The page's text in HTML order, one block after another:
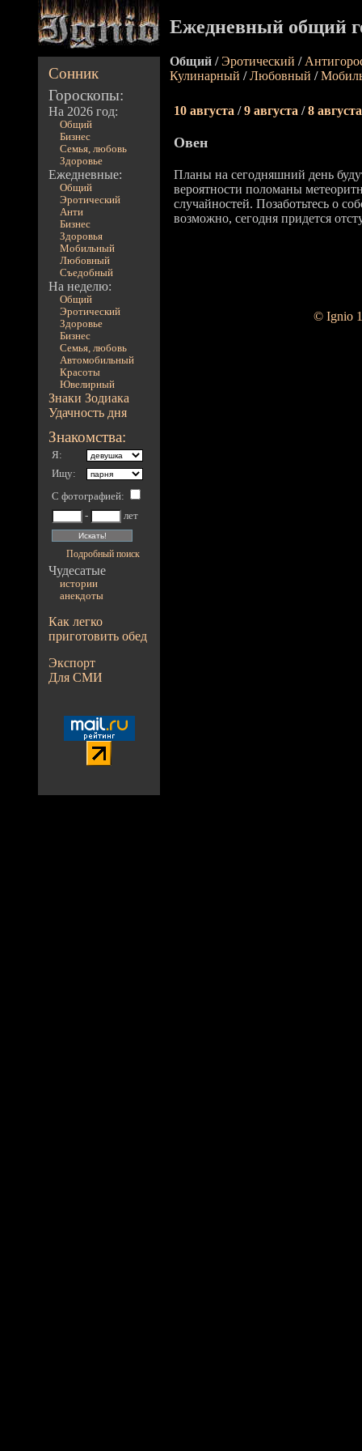
Сонник
Гороскопы:
На 2026 год:
Общий
Бизнес
Семья, любовь
Здоровье
Ежедневные:
Общий
Эротический
Анти
Бизнес
Здоровья
Мобильный
Любовный
Съедобный
На неделю:
Общий
Эротический
Здоровье
Бизнес
Семья, любовь
Автомобильный
Красоты
Ювелирный
Знаки Зодиака
Удачность дня
Знакомства:
Я:
Ищу:
С фотографией:
-
лет
Подробный поиск
Чудесатые
истории
анекдоты
Как легко
приготовить обед
Экспорт
Для СМИ
Ежедневный общий
Общий /Эротический /
Кулинарный /Любовный /
10 августа /9 августа /8 августа
Овен
Планы на сегодняшний день
вероятности поломаны
случайностей. Позаботьтесь о
возможно, сегодня придется
© Ignio